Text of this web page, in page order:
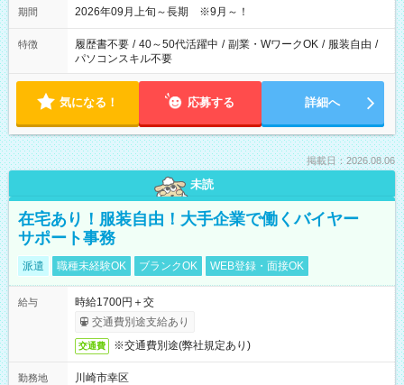
期間 2026年09月上旬～長期 ※9月～！
特徴 履歴書不要 / 40～50代活躍中 / 副業・WワークOK / 服装自由 /
パソコンスキル不要
気になる！ 応募する 詳細へ
掲載日：2026.08.06
未読
在宅あり！服装自由！大手企業で働くバイヤー
サポート事務
派遣 職種未経験OK ブランクOK WEB登録・面接OK
給与
時給1700円＋交
交通費別途支給あり
交通費 ※交通費別途(弊社規定あり)
勤務地
川崎市幸区